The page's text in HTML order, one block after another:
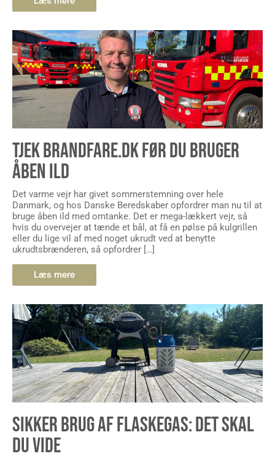
TJEK BRANDFARE.DK FØR DU BRUGER
ÅBEN ILD
Det varme vejr har givet sommerstemning over hele
Danmark, og hos Danske Beredskaber opfordrer man nu til at
bruge åben ild med omtanke. Det er mega-lækkert vejr, så
hvis du overvejer at tænde et bål, at få en pølse på kulgrillen
eller du lige vil af med noget ukrudt ved at benytte
ukrudtsbrænderen, så opfordrer […]
Læs mere
SIKKER BRUG AF FLASKEGAS: DET SKAL
DU VIDE